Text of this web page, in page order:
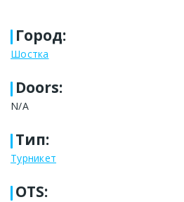
Город:
Шостка
Doors:
N/A
Тип:
Турникет
OTS: